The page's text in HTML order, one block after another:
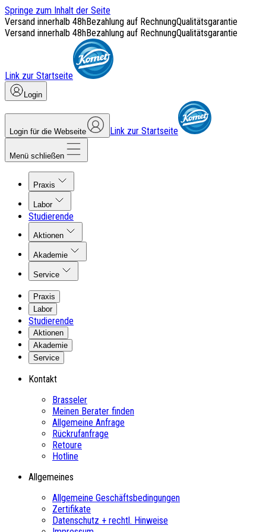
Springe zum Inhalt der Seite
Versand innerhalb 48hBezahlung auf RechnungQualitätsgarantie
Versand innerhalb 48hBezahlung auf RechnungQualitätsgarantie
Link zur Startseite
Login
Login für die Webseite Link zur Startseite
Menü schließen
Praxis
Labor
Studierende
Aktionen
Akademie
Service
Praxis
Labor
Studierende
Aktionen
Akademie
Service
Kontakt
Brasseler
Meinen Berater finden
Allgemeine Anfrage
Rückrufanfrage
Retoure
Hotline
Allgemeines
Allgemeine Geschäftsbedingungen
Zertifikate
Datenschutz + rechtl. Hinweise